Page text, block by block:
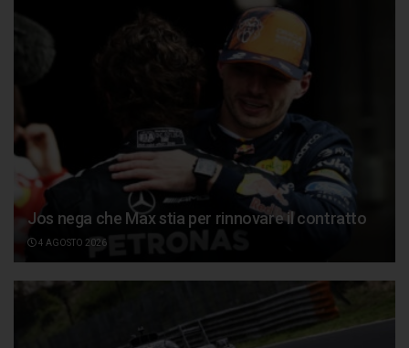
Jos nega che Max stia per rinnovare il contratto
4 AGOSTO 2026